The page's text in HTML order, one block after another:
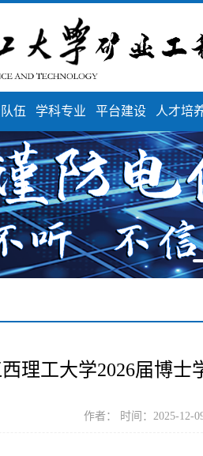
伍 学科专业 平台建设 人才培
理工大学2026届博士
作者： 时间：2025-12-